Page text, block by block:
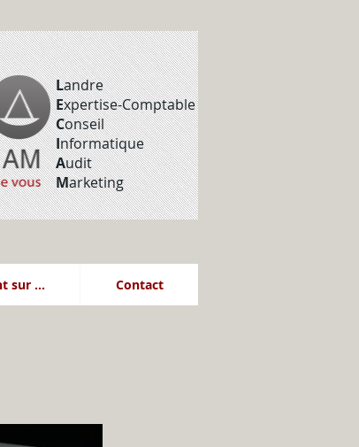
Landre
Expertise-Comptable
Conseil
Informatique
Audit
Marketing
sur ... Contact